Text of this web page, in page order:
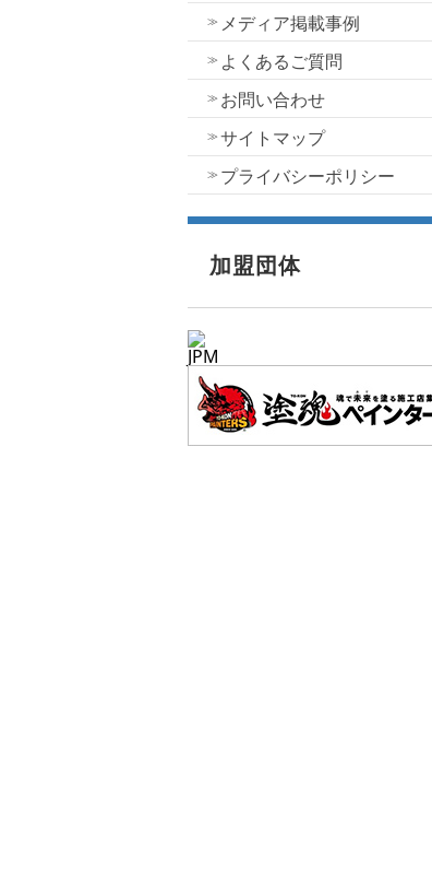
メディア掲載事例
よくあるご質問
お問い合わせ
サイトマップ
プライバシーポリシー
加盟団体
JPM